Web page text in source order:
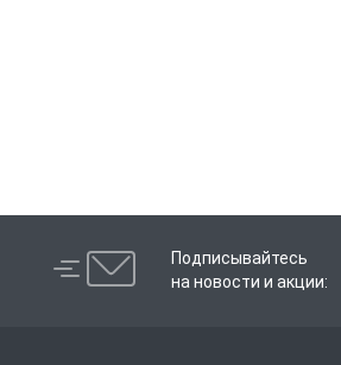
Подписывайтесь
на новости и акции: